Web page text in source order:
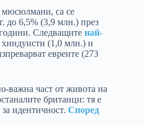
мюсюлмани, са се
до 6,5% (3,9 млн.) през
Следващите най-
хиндуисти (1,0 млн.) и
евреите (273
важна част от живота на
британци: тя е
идентичност. Според